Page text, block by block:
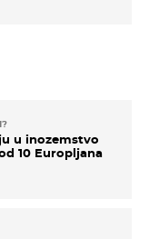
u inozemstvo
10 Europljana